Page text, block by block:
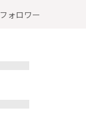
フォロワー